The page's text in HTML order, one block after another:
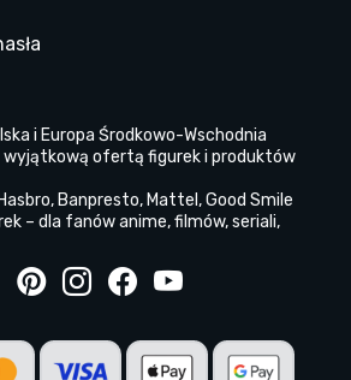
i Europa Środkowo-Wschodnia
wyjątkową ofertą figurek i produktów
Banpresto, Mattel, Good Smile
– dla fanów anime, filmów, seriali,